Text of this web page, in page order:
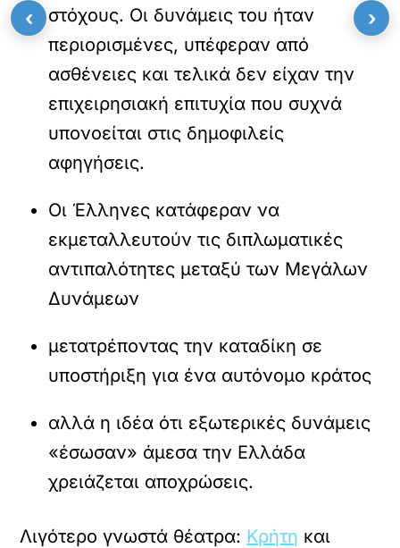
στόχους. Οι δυνάμεις του ήταν
περιορισμένες, υπέφεραν από
ασθένειες και τελικά δεν είχαν την
επιχειρησιακή επιτυχία που συχνά
υπονοείται στις δημοφιλείς
αφηγήσεις.
Οι Έλληνες κατάφεραν να
εκμεταλλευτούν τις διπλωματικές
αντιπαλότητες μεταξύ των Μεγάλων
Δυνάμεων
μετατρέποντας την καταδίκη σε
υποστήριξη για ένα αυτόνομο κράτος
αλλά η ιδέα ότι εξωτερικές δυνάμεις
«έσωσαν» άμεσα την Ελλάδα
χρειάζεται αποχρώσεις.
Λιγότερο γνωστά θέατρα: Κρήτη και
‹ ›